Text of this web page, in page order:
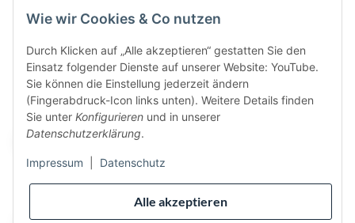
Alle akzeptieren
Wie wir Cookies & Co nutzen
Durch Klicken auf „Alle akzeptieren“ gestatten Sie den
Einsatz folgender Dienste auf unserer Website: YouTube.
Sie können die Einstellung jederzeit ändern
(Fingerabdruck-Icon links unten). Weitere Details finden
Sie unter Konfigurieren und in unserer
Datenschutzerklärung.
Impressum Datenschutz
Vertrag widerrufen
Sicher bezahlen via:
Wir versenden via: